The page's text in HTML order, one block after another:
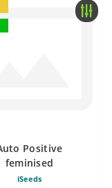
Positive
feminised
iSeeds